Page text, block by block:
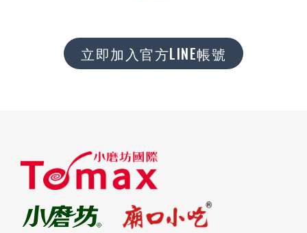
立即加入官方LINE帳號